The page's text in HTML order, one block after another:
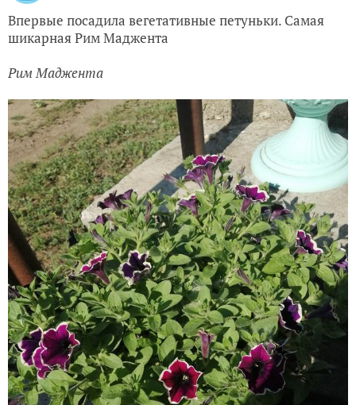
Впервые посадила вегетативные петуньки. Самая
шикарная Рим Маджента
Рим Маджента